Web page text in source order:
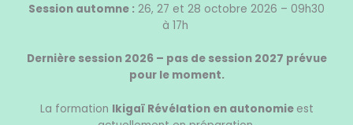
Session automne : 26, 27 et 28 octobre 2026 – 09h30
à 17h
Dernière session 2026 – pas de session 2027 prévue
pour le moment.
La formation Ikigaï Révélation en autonomie est